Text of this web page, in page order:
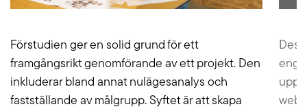
Förstudien ger en solid grund för ett
framgångsrikt genomförande av ett projekt. Den
inkluderar bland annat nulägesanalys och
fastställande av målgrupp. Syftet är att skapa